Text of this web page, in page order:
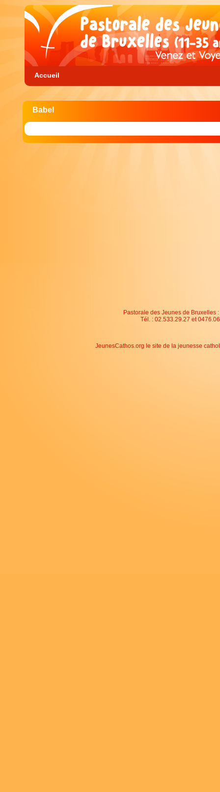
Accueil
Babel
Pastorale des Jeunes de Bruxelles
Tél. : 02.533.29.27 et
JeunesCathos.org le site de la jeunesse